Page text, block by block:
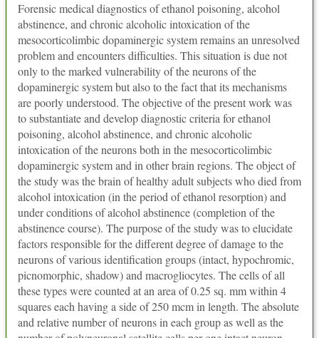
Forensic medical diagnostics of ethanol poisoning, alcohol
abstinence, and chronic alcoholic intoxication of the
mesocorticolimbic dopaminergic system remains an unresolved
problem and encounters difficulties. This situation is due not
only to the marked vulnerability of the neurons of the
dopaminergic system but also to the fact that its mechanisms
are poorly understood. The objective of the present work was
to substantiate and develop diagnostic criteria for ethanol
poisoning, alcohol abstinence, and chronic alcoholic
intoxication of the neurons both in the mesocorticolimbic
dopaminergic system and in other brain regions. The object of
the study was the brain of healthy adult subjects who died from
alcohol intoxication (in the period of ethanol resorption) and
under conditions of alcohol abstinence (completion of the
abstinence course). The purpose of the study was to elucidate
factors responsible for the different degree of damage to the
neurons of various identification groups (intact, hypochromic,
picnomorphic, shadow) and macrogliocytes. The cells of all
these types were counted at an area of 0.25 sq. mm within 4
squares each having a side of 250 mcm in length. The absolute
and relative number of neurons in each group as well as the